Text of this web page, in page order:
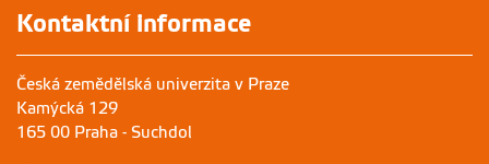
Kontaktní informace
Česká zemědělská univerzita v Praze
Kamýcká 129
165 00 Praha - Suchdol